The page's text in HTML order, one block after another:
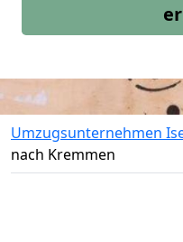
Umzugsunternehmen
nach Kremmen